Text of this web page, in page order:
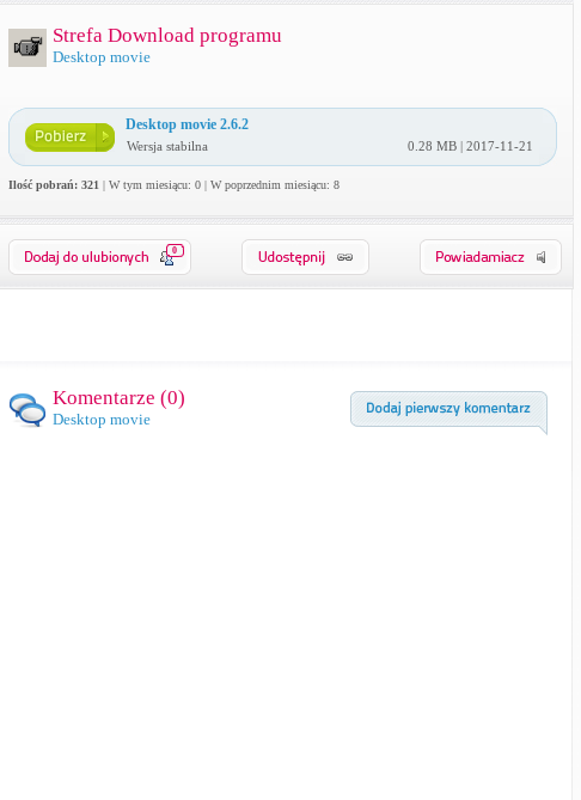
Strefa Download programu
Desktop movie
Desktop movie 2.6.2
Wersja stabilna 0.28 MB | 2017-11-21
Ilość pobrań: 321 | W tym miesiącu: 0 | W poprzednim miesiącu: 8
0
Komentarze (0)
Desktop movie